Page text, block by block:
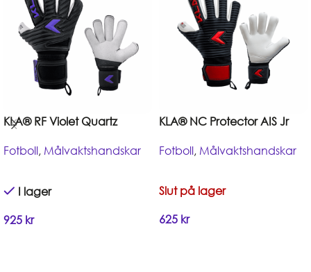
KLA® RF Violet Quartz
Fotboll, Målvaktshandskar
I lager
925 kr
KLA® NC Protector AIS Jr
Fotboll, Målvaktshandskar
Slut på lager
625 kr